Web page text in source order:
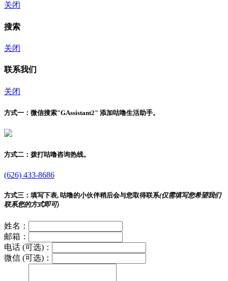
关闭
搜索
关闭
联系我们
关闭
方式一： 微信搜索"GAssistant2" 添加咕噜生活助手。
方式二： 拨打咕噜咨询热线。
(626) 433-8686
方式三： 填写下表, 咕噜的小伙伴稍后会与您取得联系(仅需填写您希望我们
联系您的方式即可)
姓名：
邮箱：
电话 (可选)：
微信 (可选)：